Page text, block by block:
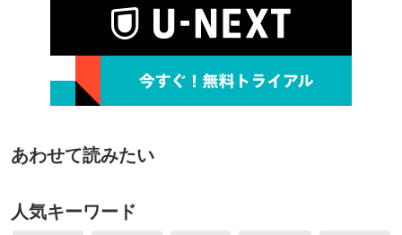
あわせて読みたい
人気キーワード